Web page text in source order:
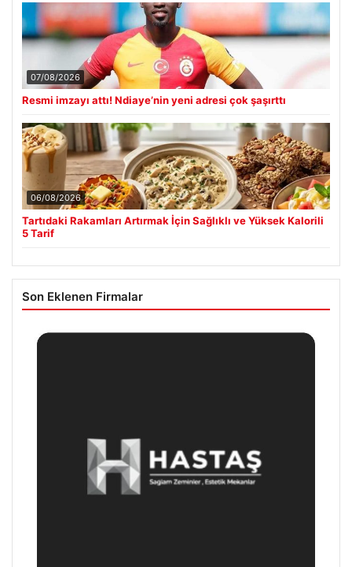
07/08/2026
Resmi imzayı attı! Ndiaye’nin yeni adresi çok şaşırttı
06/08/2026
Tartıdaki Rakamları Artırmak İçin Sağlıklı ve Yüksek Kalorili
5 Tarif
Son Eklenen Firmalar